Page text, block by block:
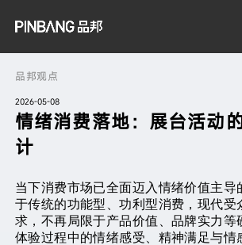
品邦观点
2026-05-08
情绪消费落地：展台活动
计
当下消费市场已全面迈入情绪价值主导
于传统的功能型、功利型消费，现代受
求，不再局限于产品价值、品牌实力等
体验过程中的情绪感受、精神满足与情